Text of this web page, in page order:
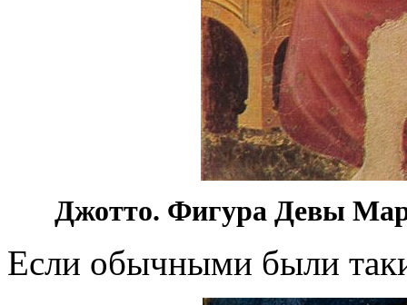
Джотто. Фигура Девы
Если обычными были